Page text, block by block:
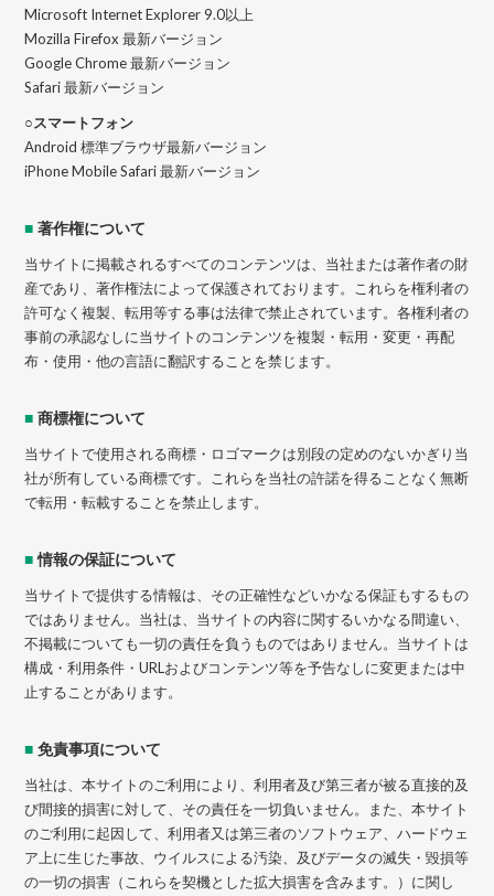
Microsoft Internet Explorer 9.0以上
Mozilla Firefox 最新バージョン
Google Chrome 最新バージョン
Safari 最新バージョン
○スマートフォン
Android 標準ブラウザ最新バージョン
iPhone Mobile Safari 最新バージョン
■ 著作権について
当サイトに掲載されるすべてのコンテンツは、当社または著作者の財
産であり、著作権法によって保護されております。これらを権利者の
許可なく複製、転用等する事は法律で禁止されています。各権利者の
事前の承認なしに当サイトのコンテンツを複製・転用・変更・再配
布・使用・他の言語に翻訳することを禁じます。
■ 商標権について
当サイトで使用される商標・ロゴマークは別段の定めのないかぎり当
社が所有している商標です。これらを当社の許諾を得ることなく無断
で転用・転載することを禁止します。
■ 情報の保証について
当サイトで提供する情報は、その正確性などいかなる保証もするもの
ではありません。当社は、当サイトの内容に関するいかなる間違い、
不掲載についても一切の責任を負うものではありません。当サイトは
構成・利用条件・URLおよびコンテンツ等を予告なしに変更または中
止することがあります。
■ 免責事項について
当社は、本サイトのご利用により、利用者及び第三者が被る直接的及
び間接的損害に対して、その責任を一切負いません。また、本サイト
のご利用に起因して、利用者又は第三者のソフトウェア、ハードウェ
ア上に生じた事故、ウイルスによる汚染、及びデータの滅失・毀損等
の一切の損害（これらを契機とした拡大損害を含みます。）に関し